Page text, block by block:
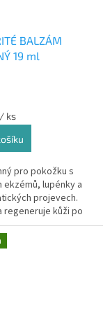
BALZÁM
19 ml
/ ks
pro pokožku s
lupénky a
projevech.
regeneruje kůži po
19ml